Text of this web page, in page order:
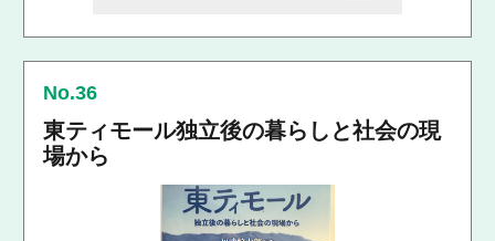
No.36
東ティモール独立後の暮らしと社会の現
場から